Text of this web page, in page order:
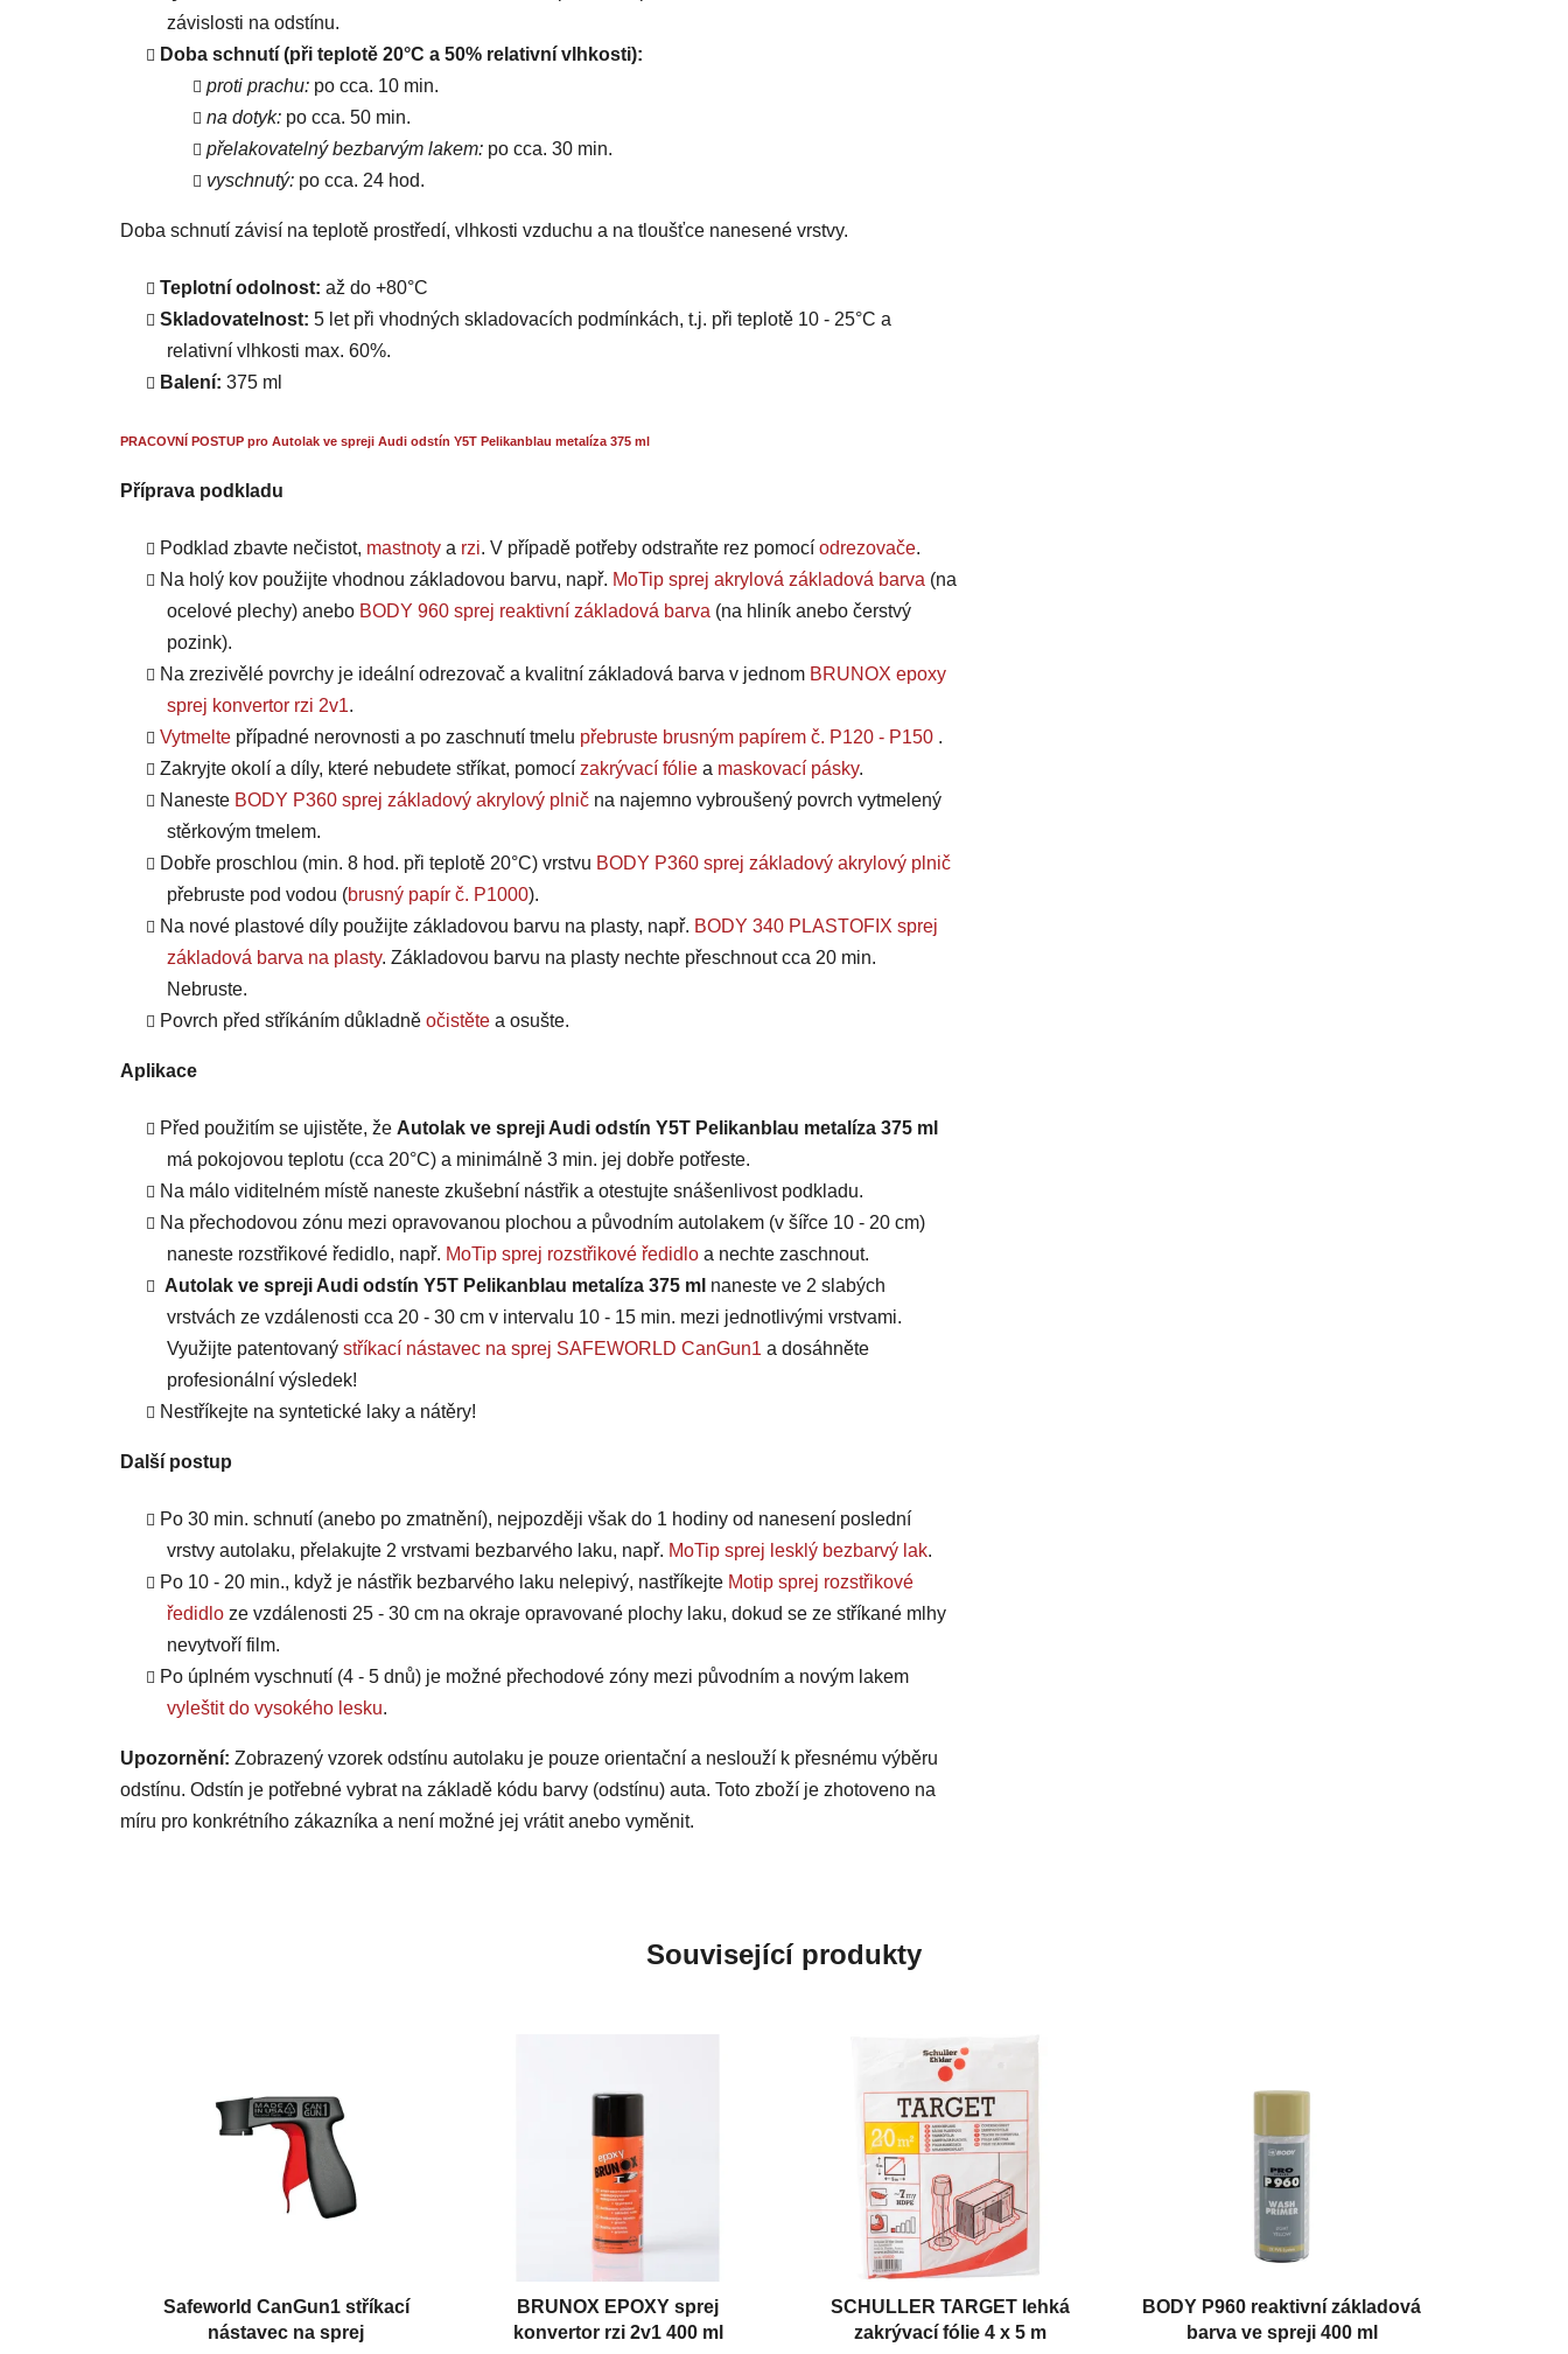
závislosti na odstínu.
Doba schnutí (při teplotě 20°C a 50% relativní vlhkosti):
proti prachu: po cca. 10 min.
na dotyk: po cca. 50 min.
přelakovatelný bezbarvým lakem: po cca. 30 min.
vyschnutý: po cca. 24 hod.
Doba schnutí závisí na teplotě prostředí, vlhkosti vzduchu a na tloušťce nanesené vrstvy.
Teplotní odolnost: až do +80°C
Skladovatelnost: 5 let při vhodných skladovacích podmínkách, t.j. při teplotě 10 - 25°C a
relativní vlhkosti max. 60%.
Balení: 375 ml
PRACOVNÍ POSTUP pro Autolak ve spreji Audi odstín Y5T Pelikanblau metalíza 375 ml
Příprava podkladu
Podklad zbavte nečistot, mastnoty a rzi. V případě potřeby odstraňte rez pomocí odrezovače.
Na holý kov použijte vhodnou základovou barvu, např. MoTip sprej akrylová základová barva (na
ocelové plechy) anebo BODY 960 sprej reaktivní základová barva (na hliník anebo čerstvý
pozink).
Na zrezivělé povrchy je ideální odrezovač a kvalitní základová barva v jednom BRUNOX epoxy
sprej konvertor rzi 2v1.
Vytmelte případné nerovnosti a po zaschnutí tmelu přebruste brusným papírem č. P120 - P150 .
Zakryjte okolí a díly, které nebudete stříkat, pomocí zakrývací fólie a maskovací pásky.
Naneste BODY P360 sprej základový akrylový plnič na najemno vybroušený povrch vytmelený
stěrkovým tmelem.
Dobře proschlou (min. 8 hod. při teplotě 20°C) vrstvu BODY P360 sprej základový akrylový plnič
přebruste pod vodou (brusný papír č. P1000).
Na nové plastové díly použijte základovou barvu na plasty, např. BODY 340 PLASTOFIX sprej
základová barva na plasty. Základovou barvu na plasty nechte přeschnout cca 20 min.
Nebruste.
Povrch před stříkáním důkladně očistěte a osušte.
Aplikace
Před použitím se ujistěte, že Autolak ve spreji Audi odstín Y5T Pelikanblau metalíza 375 ml
má pokojovou teplotu (cca 20°C) a minimálně 3 min. jej dobře potřeste.
Na málo viditelném místě naneste zkušební nástřik a otestujte snášenlivost podkladu.
Na přechodovou zónu mezi opravovanou plochou a původním autolakem (v šířce 10 - 20 cm)
naneste rozstřikové ředidlo, např. MoTip sprej rozstřikové ředidlo a nechte zaschnout.
Autolak ve spreji Audi odstín Y5T Pelikanblau metalíza 375 ml naneste ve 2 slabých
vrstvách ze vzdálenosti cca 20 - 30 cm v intervalu 10 - 15 min. mezi jednotlivými vrstvami.
Využijte patentovaný stříkací nástavec na sprej SAFEWORLD CanGun1 a dosáhněte
profesionální výsledek!
Nestříkejte na syntetické laky a nátěry!
Další postup
Po 30 min. schnutí (anebo po zmatnění), nejpozději však do 1 hodiny od nanesení poslední
vrstvy autolaku, přelakujte 2 vrstvami bezbarvého laku, např. MoTip sprej lesklý bezbarvý lak.
Po 10 - 20 min., když je nástřik bezbarvého laku nelepivý, nastříkejte Motip sprej rozstřikové
ředidlo ze vzdálenosti 25 - 30 cm na okraje opravované plochy laku, dokud se ze stříkané mlhy
nevytvoří film.
Po úplném vyschnutí (4 - 5 dnů) je možné přechodové zóny mezi původním a novým lakem
vyleštit do vysokého lesku.
Upozornění: Zobrazený vzorek odstínu autolaku je pouze orientační a neslouží k přesnému výběru
odstínu. Odstín je potřebné vybrat na základě kódu barvy (odstínu) auta. Toto zboží je zhotoveno na
míru pro konkrétního zákazníka a není možné jej vrátit anebo vyměnit.
Související produkty
Safeworld CanGun1 stříkací
nástavec na sprej
BRUNOX EPOXY sprej
konvertor rzi 2v1 400 ml
SCHULLER TARGET lehká
zakrývací fólie 4 x 5 m
BODY P960 reaktivní základová
barva ve spreji 400 ml